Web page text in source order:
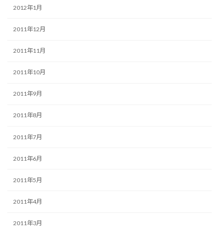
2012年1月
2011年12月
2011年11月
2011年10月
2011年9月
2011年8月
2011年7月
2011年6月
2011年5月
2011年4月
2011年3月